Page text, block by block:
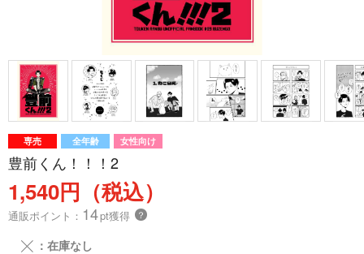
専売 全年齢 女性向け
豊前くん！！！2
1,540円（税込）
通販ポイント： 14pt獲得 ？
╳ ：在庫なし